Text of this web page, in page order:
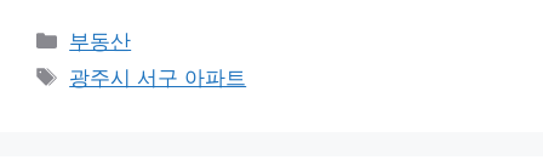
Categories
부동산
Tags
광주시 서구 아파트